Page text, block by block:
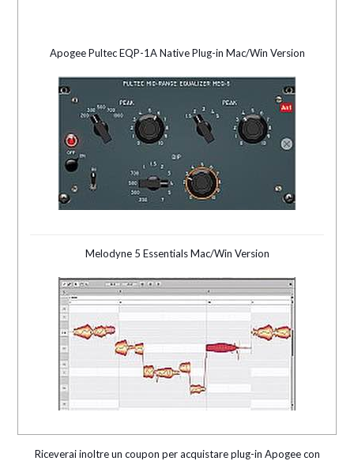
Apogee Pultec EQP-1A Native Plug-in Mac/Win Version
Melodyne 5 Essentials Mac/Win Version
Riceverai inoltre un coupon per acquistare plug-in Apogee con